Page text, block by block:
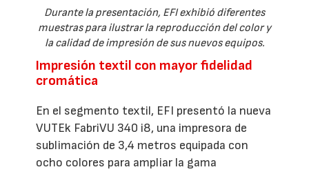
Durante la presentación, EFI exhibió diferentes
muestras para ilustrar la reproducción del color y
la calidad de impresión de sus nuevos equipos.
Impresión textil con mayor fidelidad
cromática
En el segmento textil, EFI presentó la nueva
VUTEk FabriVU 340 i8, una impresora de
sublimación de 3,4 metros equipada con
ocho colores para ampliar la gama